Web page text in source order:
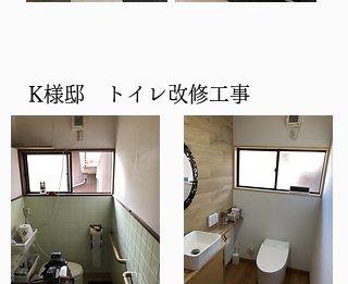
​K様邸 トイレ改修工事